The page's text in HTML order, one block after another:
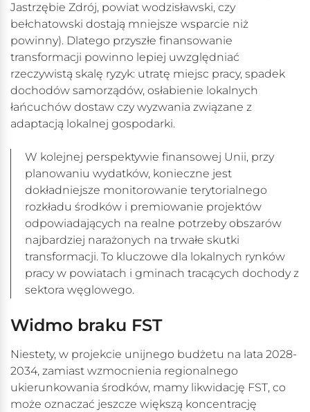
Jastrzębie Zdrój, powiat wodzisławski, czy
bełchatowski dostają mniejsze wsparcie niż
powinny). Dlatego przyszłe finansowanie
transformacji powinno lepiej uwzględniać
rzeczywistą skalę ryzyk: utratę miejsc pracy, spadek
dochodów samorządów, osłabienie lokalnych
łańcuchów dostaw czy wyzwania związane z
adaptacją lokalnej gospodarki.
W kolejnej perspektywie finansowej Unii, przy
planowaniu wydatków, konieczne jest
dokładniejsze monitorowanie terytorialnego
rozkładu środków i premiowanie projektów
odpowiadających na realne potrzeby obszarów
najbardziej narażonych na trwałe skutki
transformacji. To kluczowe dla lokalnych rynków
pracy w powiatach i gminach tracących dochody z
sektora węglowego.
Widmo braku FST
Niestety, w projekcie unijnego budżetu na lata 2028-
2034, zamiast wzmocnienia regionalnego
ukierunkowania środków, mamy likwidację FST, co
może oznaczać jeszcze większą koncentrację